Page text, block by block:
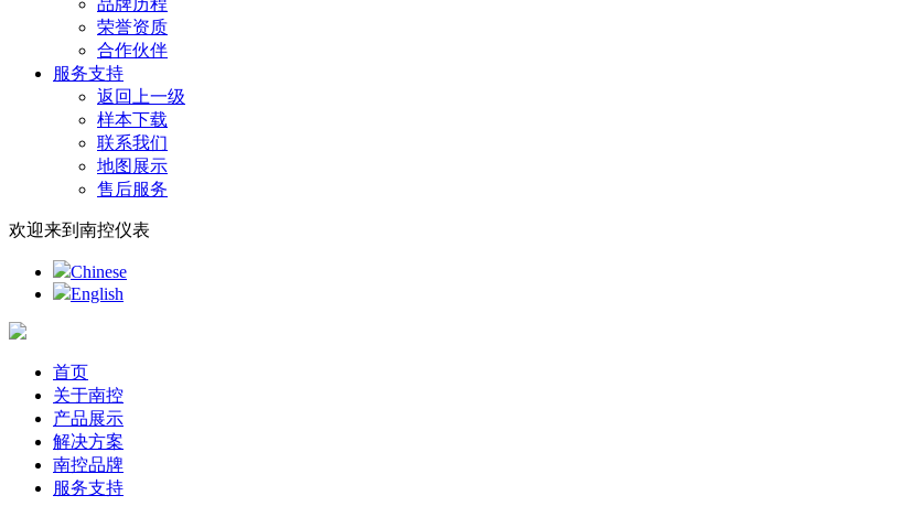
品牌历程
荣誉资质
合作伙伴
服务支持
返回上一级
样本下载
联系我们
地图展示
售后服务
欢迎来到南控仪表
Chinese
English
首页
关于南控
产品展示
解决方案
南控品牌
服务支持